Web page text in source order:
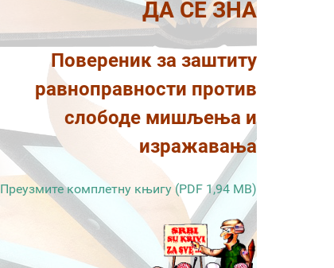
ДА СЕ ЗНА
Повереник за заштиту
равноправности против
слободе мишљења и
изражавања
Преузмите комплетну књигу (PDF 1,94 MB)